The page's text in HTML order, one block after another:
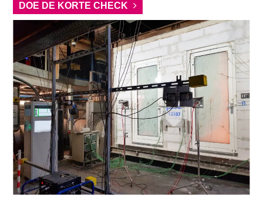
DOE DE KORTE CHECK